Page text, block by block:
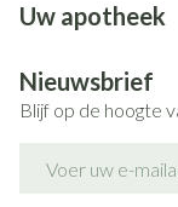
Uw apotheek
Nieuwsbrief
Blijf op de hoogte